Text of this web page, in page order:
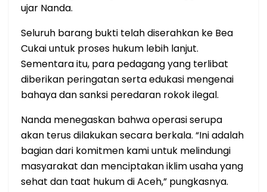
ujar Nanda.
Seluruh barang bukti telah diserahkan ke Bea
Cukai untuk proses hukum lebih lanjut.
Sementara itu, para pedagang yang terlibat
diberikan peringatan serta edukasi mengenai
bahaya dan sanksi peredaran rokok ilegal.
Nanda menegaskan bahwa operasi serupa
akan terus dilakukan secara berkala. “Ini adalah
bagian dari komitmen kami untuk melindungi
masyarakat dan menciptakan iklim usaha yang
sehat dan taat hukum di Aceh,” pungkasnya.